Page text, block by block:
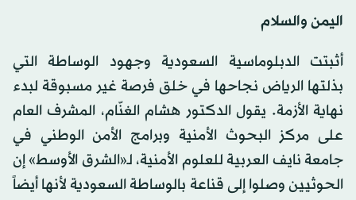
اليمن والسلام
أثبتت الدبلوماسية السعودية وجهود الوساطة التي
بذلتها الرياض نجاحها في خلق فرصة غير مسبوقة لبدء
نهاية الأزمة. يقول الدكتور هشام الغنّام، المشرف العام
على مركز البحوث الأمنية وبرامج الأمن الوطني في
جامعة نايف العربية للعلوم الأمنية، لـ«الشرق الأوسط» إن
الحوثيين وصلوا إلى قناعة بالوساطة السعودية لأنها أيضاً